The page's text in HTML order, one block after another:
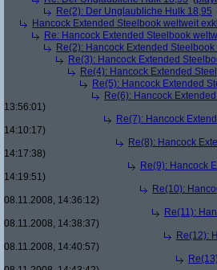
Re(2): Der Unglaubliche Hulk 18,95
Hancock Extended Steelbook weltweit
Re: Hancock Extended Steelbook
Re(2): Hancock Extended
Re(3): Hancock Extended
Re(4): Hancock Extended
Re(5): Hancock Extended
Re(6): Hancock
13:56:01)
Re(7): Hancock
14:10:17)
Re(8): Hancock
14:17:38)
Re(9): Hancock
14:19:51)
Re(10):
08.11.2008, 14:36:12)
Re(11):
08.11.2008, 14:38:37)
Re(12):
08.11.2008, 14:40:57)